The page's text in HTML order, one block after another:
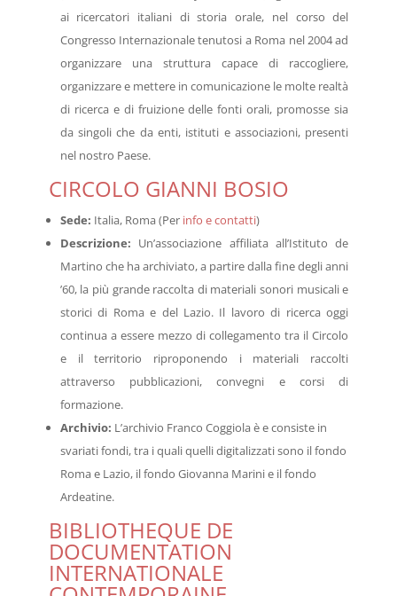
ai ricercatori italiani di storia orale, nel corso del
Congresso Internazionale tenutosi a Roma nel 2004 ad
organizzare una struttura capace di raccogliere,
organizzare e mettere in comunicazione le molte realtà
di ricerca e di fruizione delle fonti orali, promosse sia
da singoli che da enti, istituti e associazioni, presenti
nel nostro Paese.
CIRCOLO GIANNI BOSIO
Sede: Italia, Roma (Perinfo e contatti)
Descrizione: Un’associazione affiliata all’Istituto de
Martino che ha archiviato, a partire dalla fine degli anni
’60, la più grande raccolta di materiali sonori musicali e
storici di Roma e del Lazio. Il lavoro di ricerca oggi
continua a essere mezzo di collegamento tra il Circolo
e il territorio riproponendo i materiali raccolti
attraverso pubblicazioni, convegni e corsi di
formazione.
Archivio: L’archivio Franco Coggiola è e consiste in
svariati fondi, tra i quali quelli digitalizzati sono il fondo
Roma e Lazio, il fondo Giovanna Marini e il fondo
Ardeatine.
BIBLIOTHEQUE DE
DOCUMENTATION
INTERNATIONALE